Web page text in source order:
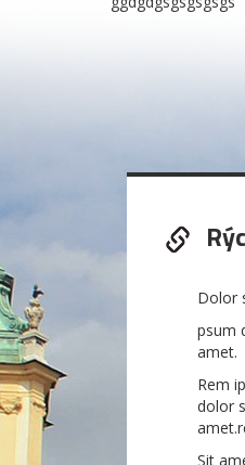
Dolor
psum
amet.
Rem
dolor
Sit